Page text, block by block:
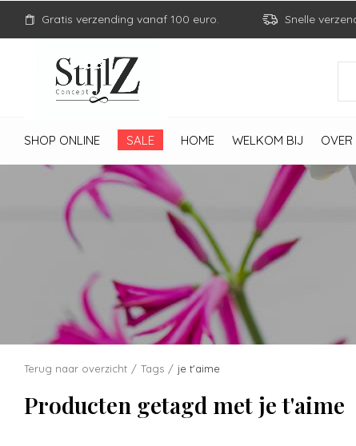
SHOP ONLINE SALE HOME WELKOM BIJ OVER
Gratis verzending vanaf 100 euro. Snelle
Terug naar overzicht Tags je t'aime
Producten getagd met je t'aime